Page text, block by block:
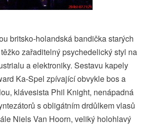
britsko-holandská bandička starých
zařaditelný psychedelický styl na
a elektroniky. Sestavu kapely
Ka-Spel zpívající obvykle bos a
klávesista Phil Knight, nenápadná
s obligátním drdůlkem vlasů
Niels Van Hoorn, veliký holohlavý